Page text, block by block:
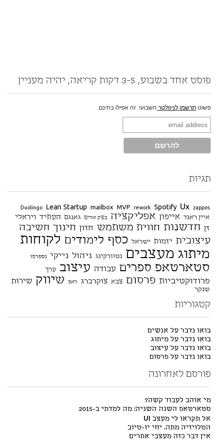
פוסט אחד בשבוע, 3-5 דקות קריאה, יהיה מעניין
פשוט תרשמו לניוזלטר השבועי. זה אפילו בחינם.
תגיות
Duolingo Lean Startup mailbox MVP rework Spotify Ux zappos
איין ראנד אייפון אפליקציה בצק אלים גאנגם העתיד ויראלי
זן חדשנות חווית משתמש חזון חינוך חשיבה
עיצובית יזמות ישראל כסף לימודים לקוחות
מיתוג מעצבים נטוורקינג ניהול נייקי נספרסו
סטארטאפ ספרים עבודה עיצוב ערך
פרודוקטיביות פרסום צבא צוקרברג ראפ שיווק שירות
שנקר
קטגוריות
בואו נדבר על אנשים
בואו נדבר על מיתוג
בואו נדבר על עיצוב
בואו נדבר על פרסום
פורסם לאחרונה
מי אוהב לעבוד קשה?
סטארטאפ השנה השניה: מה למדתי ב-2015
אל תקראו לי מעצב UI
הטלויזיה מתה. יחי יו-טיוב
אין דבר כזה מעצבי אתרים